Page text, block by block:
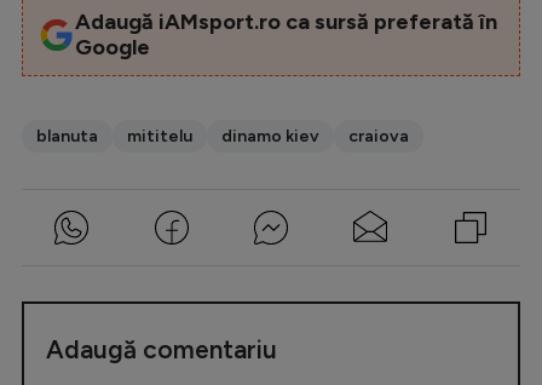
Adaugă iAMsport.ro ca sursă preferată în
Google
blanuta mititelu dinamo kiev craiova
Adaugă comentariu